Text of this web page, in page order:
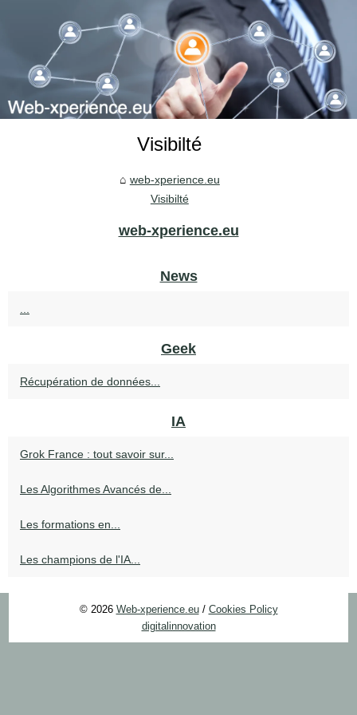
Visibilté
web-xperience.eu
Visibilté
web-xperience.eu
News
...
Geek
Récupération de données...
IA
Grok France : tout savoir sur...
Les Algorithmes Avancés de...
Les formations en...
Les champions de l'IA...
© 2026 Web-xperience.eu/ Cookies Policy
digitalinnovation